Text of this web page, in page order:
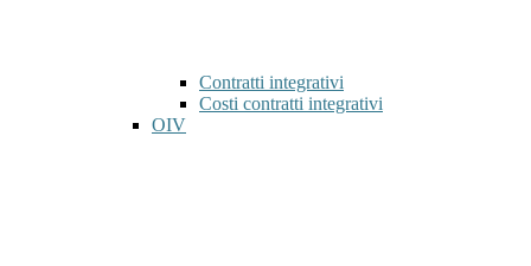
Contratti integrativi
Costi contratti integrativi
OIV